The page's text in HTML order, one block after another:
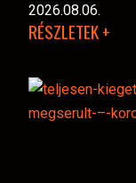
2026.08.06.
RÉSZLETEK +